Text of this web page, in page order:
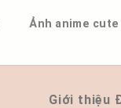
Ảnh anime cute
Giới thiệu